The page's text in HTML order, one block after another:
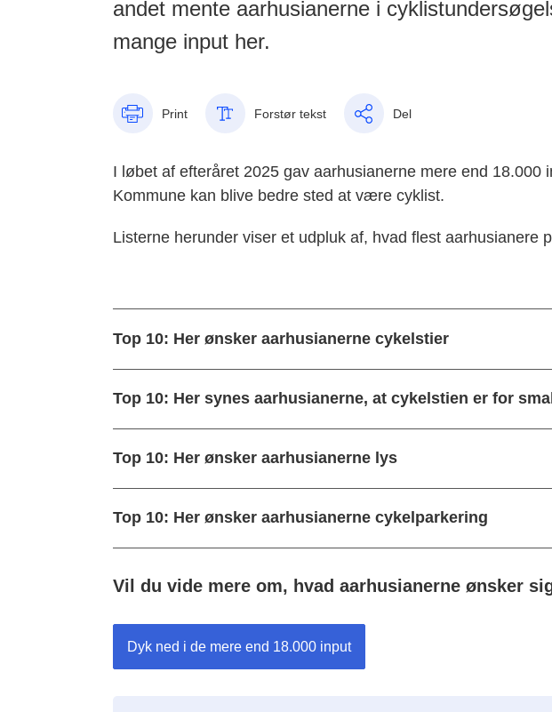
andet mente aarhusianerne i
mange input her.
Print Forstør tekst Del
I løbet af efteråret 2025 gav aarhusianerne mere end 18.000
Kommune kan blive bedre sted at være cyklist.
Listerne herunder viser et udpluk af, hvad flest aarhusianere
Top 10: Her ønsker aarhusianerne cykelstier
Top 10: Her synes aarhusianerne, at cykelstien er for smal
Top 10: Her ønsker aarhusianerne lys
Top 10: Her ønsker aarhusianerne cykelparkering
Vil du vide mere om, hvad aarhusianerne ønsker
Dyk ned i de mere end 18.000 input